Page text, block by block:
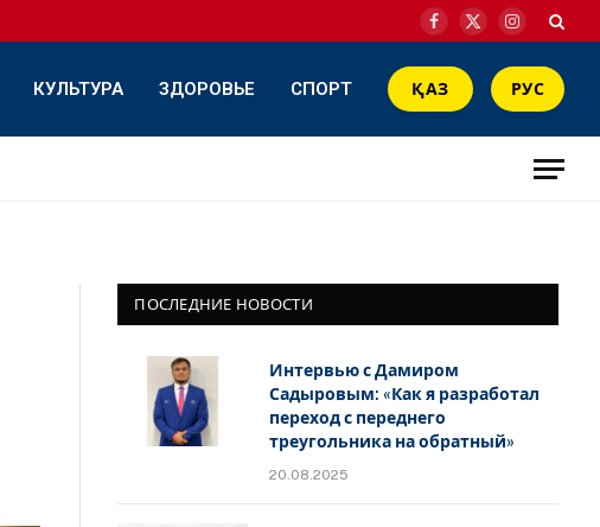
Facebook
X
Instagram
КУЛЬТУРА ЗДОРОВЬЕ СПОРТ ҚАЗ РУС
ПОСЛЕДНИЕ НОВОСТИ
Интервью с Дамиром
Садыровым: «Как я разработал
переход с переднего
треугольника на обратный»
20.08.2025